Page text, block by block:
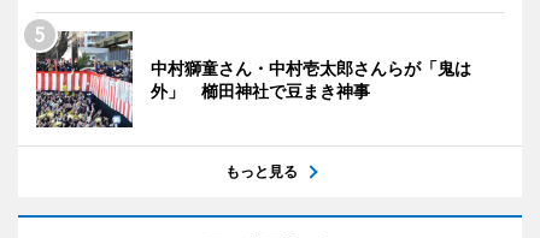
中村獅童さん・中村壱太郎さんらが「鬼は
外」 櫛田神社で豆まき神事
もっと見る